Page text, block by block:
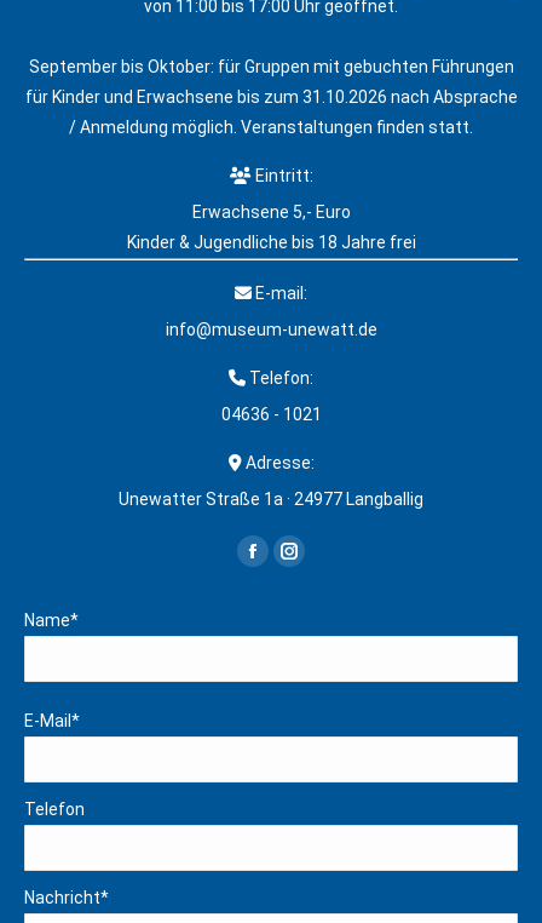
von 11:00 bis 17:00 Uhr geöffnet.
September bis Oktober: für Gruppen mit gebuchten Führungen
für Kinder und Erwachsene bis zum 31.10.2026 nach Absprache
/ Anmeldung möglich. Veranstaltungen finden statt.
Eintritt:
Erwachsene 5,- Euro
Kinder & Jugendliche bis 18 Jahre frei
E-mail:
info@museum-unewatt.de
Telefon:
04636 - 1021
Adresse:
Unewatter Straße 1a · 24977 Langballig
FacebookInstagram
Name*
E-Mail*
Telefon
Nachricht*